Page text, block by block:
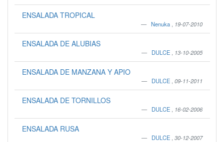
ENSALADA TROPICAL
Nenuka 19-07-2010
ENSALADA DE ALUBIAS
DULCE 13-10-2005
ENSALADA DE MANZANA Y APIO
DULCE 09-11-2011
ENSALADA DE TORNILLOS
DULCE 16-02-2006
ENSALADA RUSA
DULCE 30-12-2007